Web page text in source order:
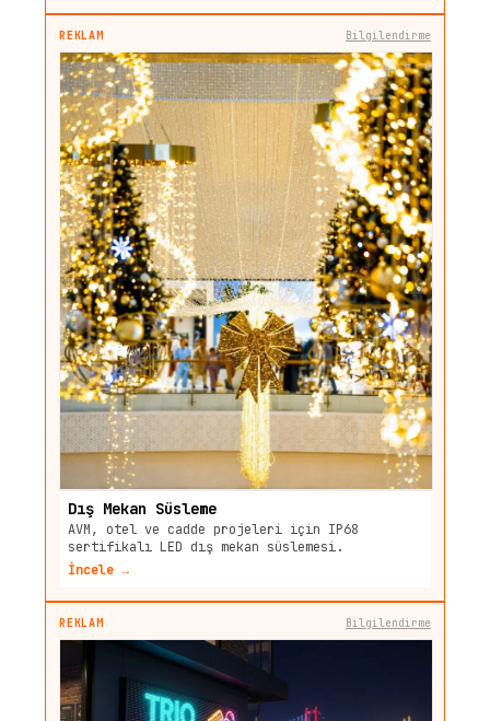
REKLAM Bilgilendirme
Dış Mekan Süsleme
AVM, otel ve cadde projeleri için IP68
sertifikalı LED dış mekan süslemesi.
İncele →
REKLAM Bilgilendirme